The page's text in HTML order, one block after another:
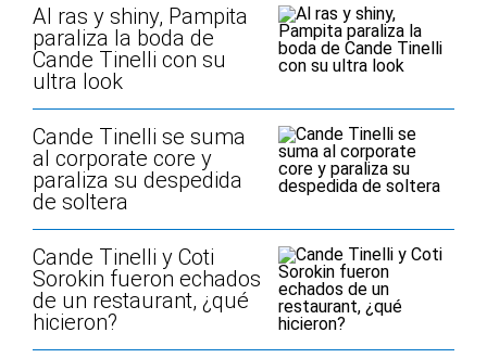
Al ras y shiny, Pampita
paraliza la boda de
Cande Tinelli con su
ultra look
Cande Tinelli se suma
al corporate core y
paraliza su despedida
de soltera
Cande Tinelli y Coti
Sorokin fueron echados
de un restaurant, ¿qué
hicieron?